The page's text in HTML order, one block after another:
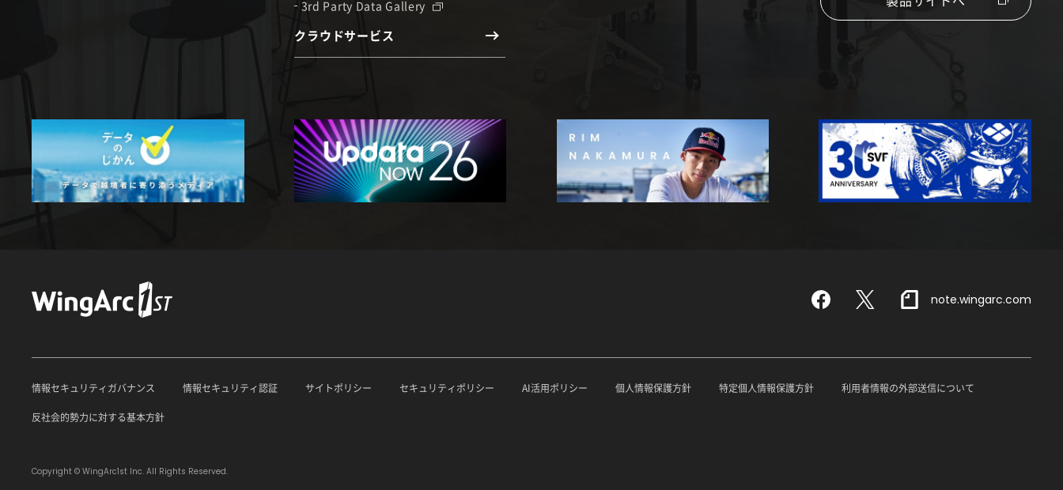
3rd Party Data Gallery
クラウドサービス
Facebook
X note.wingarc.com
情報セキュリティガバナンス 情報セキュリティ認証 サイトポリシー セキュリティポリシー AI活用ポリシー 個人情報保護方針 特定個人情報保護方針 利用者情報の外部送信について
反社会的勢力に対する基本方針
Copyright © WingArc1st Inc. All Rights Reserved.